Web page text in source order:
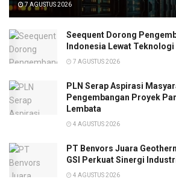
7 AGUSTUS 2026
Seequent Dorong
Indonesia Lewat Teknologi
7 AGUSTUS 2026
PLN Serap Aspirasi
Pengembangan Proyek
Lembata
4 AGUSTUS 2026
PT Benvors Juara
GSI Perkuat Sinergi
4 AGUSTUS 2026